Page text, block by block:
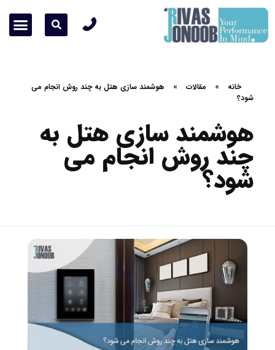
خانه » مقالات »
هوشمند سازی هتل به چند روش انجام می
شود؟
هوشمند سازی هتل به
چند روش انجام می
شود؟